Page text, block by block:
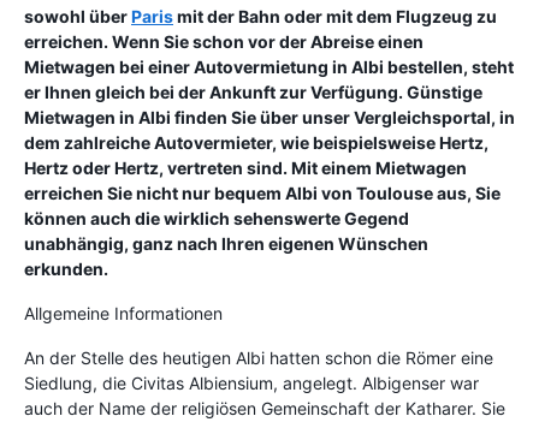
sowohl überParismit der Bahn oder mit dem Flugzeug zu
erreichen. Wenn Sie schon vor der Abreise einen
Mietwagen bei einer Autovermietung in Albi bestellen, steht
er Ihnen gleich bei der Ankunft zur Verfügung. Günstige
Mietwagen in Albi finden Sie über unser Vergleichsportal, in
dem zahlreiche Autovermieter, wie beispielsweise Hertz,
Hertz oder Hertz, vertreten sind. Mit einem Mietwagen
erreichen Sie nicht nur bequem Albi von Toulouse aus, Sie
können auch die wirklich sehenswerte Gegend
unabhängig, ganz nach Ihren eigenen Wünschen
erkunden.
Allgemeine Informationen
An der Stelle des heutigen Albi hatten schon die Römer eine
Siedlung, die Civitas Albiensium, angelegt. Albigenser war
auch der Name der religiösen Gemeinschaft der Katharer. Sie